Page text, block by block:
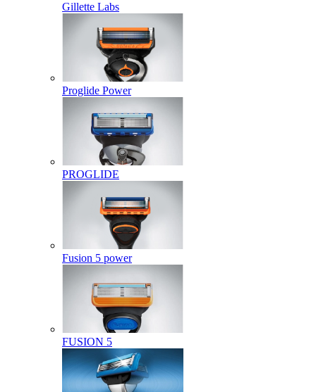
Gillette Labs
Proglide Power
PROGLIDE
Fusion 5 power
FUSION 5